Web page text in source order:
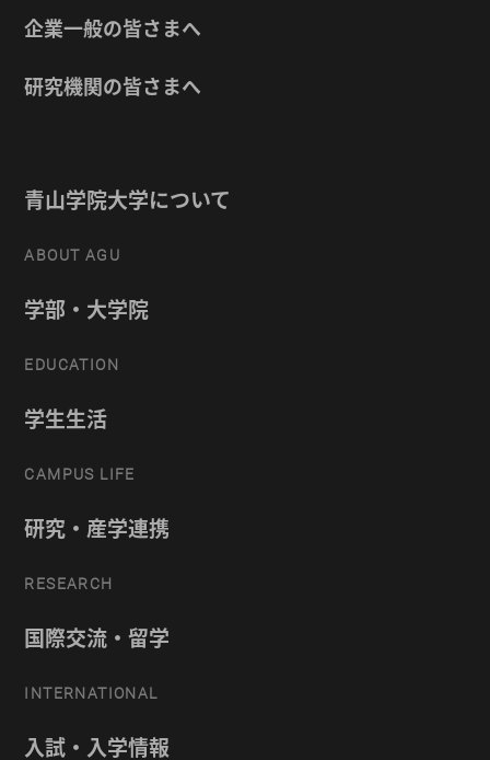
企業一般の皆さまへ
研究機関の皆さまへ
青山学院大学について
ABOUT AGU
学部・大学院
EDUCATION
学生生活
CAMPUS LIFE
研究・産学連携
RESEARCH
国際交流・留学
INTERNATIONAL
入試・入学情報